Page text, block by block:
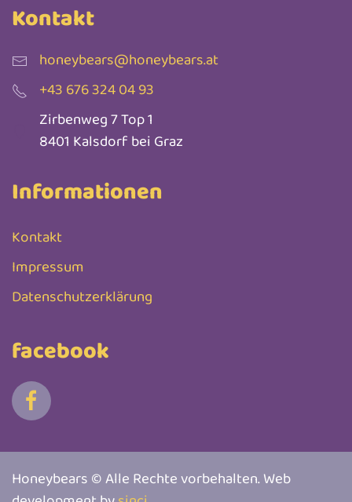
Kontakt
honeybears@honeybears.at
+43 676 324 04 93
Zirbenweg 7 Top 1
8401 Kalsdorf bei Graz
Informationen
Kontakt
Impressum
Datenschutzerklärung
facebook
Honeybears © Alle Rechte vorbehalten. Web